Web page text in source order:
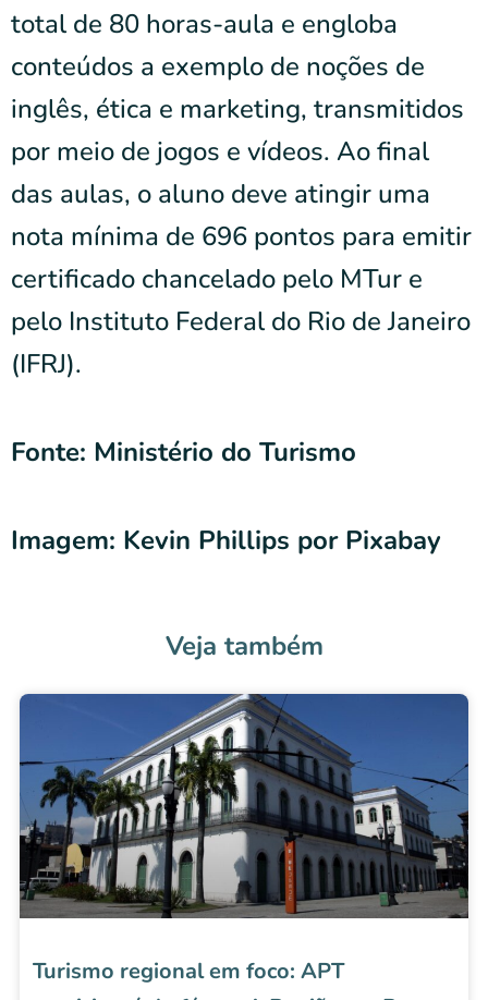
total de 80 horas-aula e engloba
conteúdos a exemplo de noções de
inglês, ética e marketing, transmitidos
por meio de jogos e vídeos. Ao final
das aulas, o aluno deve atingir uma
nota mínima de 696 pontos para emitir
certificado chancelado pelo MTur e
pelo Instituto Federal do Rio de Janeiro
(IFRJ).
Fonte: Ministério do Turismo
Imagem: Kevin Phillips por Pixabay
Veja também
Turismo regional em foco: APT